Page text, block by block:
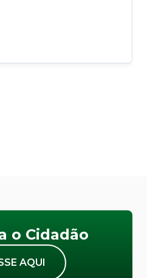
o Cidadão
AQUI